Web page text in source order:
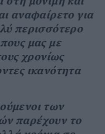
αναφαίρετο για
περισσότερο
μας με
χρονίως
ικανότητα
των
παρέχουν το